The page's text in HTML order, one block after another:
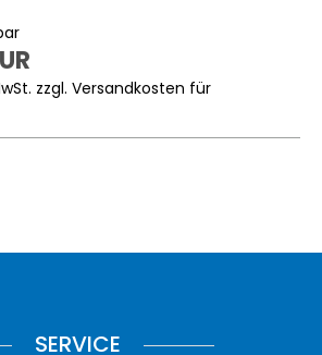
zzgl. Versandkosten für
SERVICE